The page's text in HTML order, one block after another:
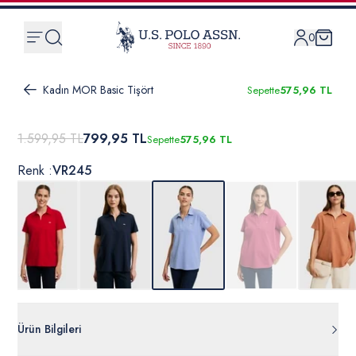
0
Kadın MOR Basic Tişört Sepette575,96 TL
1.599,95 TL799,95 TLSepette575,96 TL
Renk :VR245
Ürün Bilgileri